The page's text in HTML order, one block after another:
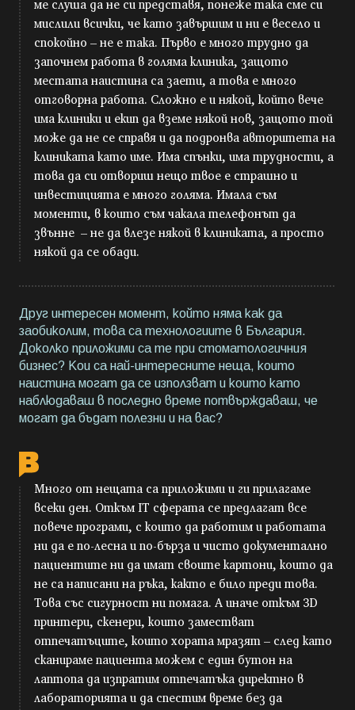
ме слуша да не си представя, понеже така сме си
мислили всички, че като завършим и ни е весело и
спокойно – не е така. Първо е много трудно да
започнем работа в голяма клиника, защото
местата наистина са заети, а това е много
отговорна работа. Сложно е и някой, който вече
има клиники и екип да вземе някой нов, защото той
може да не се справя и да подронва авторитета на
клиниката като име. Има спънки, има трудности, а
това да си отвориш нещо твое е страшно и
инвестицията е много голяма. Имала съм
моменти, в които съм чакала телефонът да
звънне – не да влезе някой в клиниката, а просто
някой да се обади.
Друг интересен момент, който няма как да
заобиколим, това са технологиите в България.
Доколко приложими са те при стоматологичния
бизнес? Кои са най-интересните неща, които
наистина могат да се използват и които като
наблюдаваш в последно време потвърждаваш, че
могат да бъдат полезни и на вас?
Много от нещата са приложими и ги прилагаме
всеки ден. Откъм IT сферата се предлагат все
повече програми, с които да работим и работата
ни да е по-лесна и по-бърза и чисто документално
пациентите ни да имат своите картони, които да
не са написани на ръка, както е било преди това.
Това със сигурност ни помага. А иначе откъм 3D
принтери, скенери, които заместват
отпечатъците, които хората мразят – след като
сканираме пациента можем с един бутон на
лаптопа да изпратим отпечатъка директно в
лабораторията и да спестим време без да